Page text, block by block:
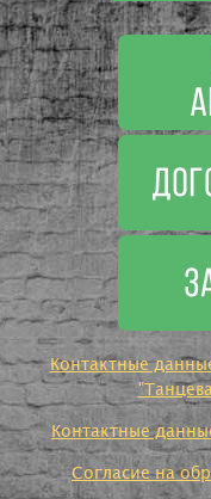
Контактные
Контактные
Согласие на